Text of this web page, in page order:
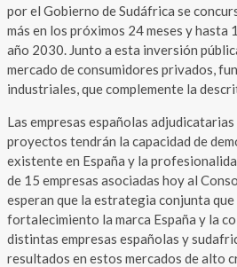
por el Gobierno de Sudáfrica se
más en los próximos 24 meses y hasta
año 2030. Junto a esta inversión
mercado de consumidores privados,
industriales, que complemente la
Las empresas españolas
proyectos tendrán la capacidad de
existente en España y la
de 15 empresas asociadas hoy al
esperan que la estrategia conjunta que
fortalecimiento la marca España y la
distintas empresas españolas y
resultados en estos mercados de alto